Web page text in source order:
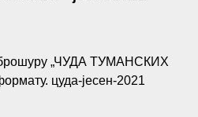
брошуру „ЧУДА ТУМАНСКИХ
цуда-јесен-2021